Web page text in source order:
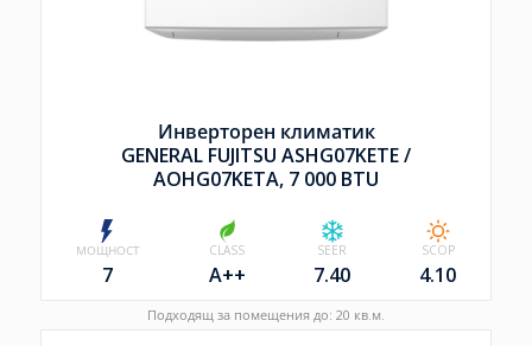
Инверторен климатик
GENERAL FUJITSU ASHG07KETE /
AOHG07KETA, 7 000 BTU
МОЩНОСТ
7
CLASS
A++
SEER
7.40
SCOP
4.10
Подходящ за помещения до: 20 кв.м.